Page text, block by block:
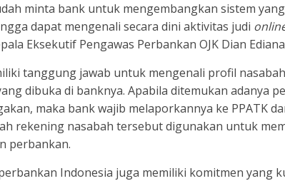
minta bank untuk mengembangkan sistem
dapat mengenali secara dini aktivitas judi
Eksekutif Pengawas Perbankan OJK Dian Ediana
tanggung jawab untuk mengenali profil
dibuka di banknya. Apabila ditemukan adanya
maka bank wajib melaporkannya ke PPATK
rekening nasabah tersebut digunakan untuk
perbankan.
Indonesia juga memiliki komitmen yang